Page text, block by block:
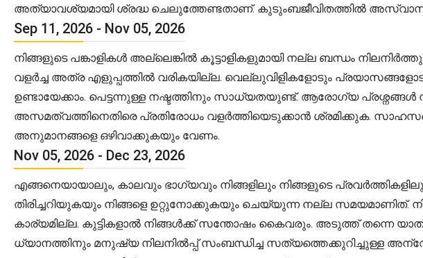
അത്യാവശ്യമായി ശ്രദ്ധ ചെലുത്തേണ്ടതാണ്. കുടുംബജീവിതത്തിൽ
Sep 11, 2026 - Nov 05, 2026
നിങ്ങളുടെ പങ്കാളികൾ അല്ലെങ്കിൽ കൂട്ടാളികളുമായി നല്ല ബന്ധം
വളർച്ച അത്ര എളുപ്പത്തിൽ വരികയില്ല. വെല്ലുവിളികളോടും
ഉണ്ടായേക്കാം. പെട്ടന്നുള്ള നഷ്ടത്തിനും സാധ്യതയുണ്ട്. ആരോഗ്യ പ്രശ്നങ്ങൾ
അസമത്വത്തിനെതിരെ പ്രതിരോധം വളർത്തിയെടുക്കാൻ ശ്രമിക്കുക.
അനുമാനങ്ങളെ ഒഴിവാക്കുകയും വേണം.
Nov 05, 2026 - Dec 23, 2026
എങ്ങനെയായാലും, കാലവും ഭാഗ്യവും നിങ്ങളിലും നിങ്ങളുടെ
തിരിച്ചറിയുകയും നിങ്ങളെ ഉറ്റുനോക്കുകയും ചെയ്യുന്ന നല്ല സമയമാണിത്.
കാര്യമില്ല. കുട്ടികളാൽ നിങ്ങൾക്ക് സന്തോഷം കൈവരും. അടുത്ത് തന്നെ
ധ്യാനത്തിനും മനുഷ്യ നിലനിൽപ്പ് സംബന്ധിച്ച സത്യത്തെക്കുറിച്ചുള്ള